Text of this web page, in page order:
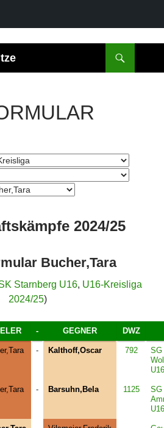
2024/25
Bucher,Tara
Starnberg U16, U16-Kreisliga
2024/25)
- GEGNER DWZ
- Kalthoff,Oscar 792
SG
U16
- Barsuhn,Bela 1125
SG
U16